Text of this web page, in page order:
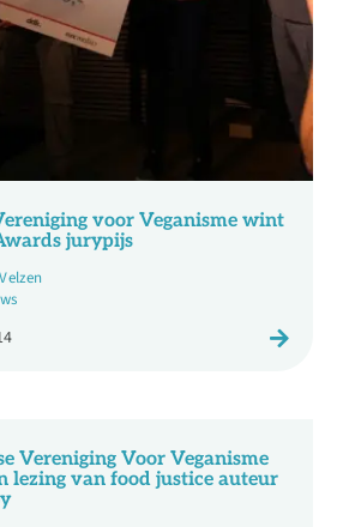
voor Veganisme wint
jurypijs
Vereniging Voor Veganisme
lezing van food justice auteur